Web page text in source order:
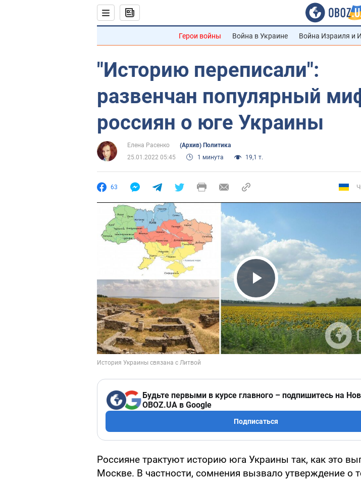
Герои войны Война в Украине Война Израиля и
"Историю переписали":
развенчан популярный
россиян о юге Украины
Елена Расенко
(Архив) Политика
25.01.2022 05:45
1 минута 19,1 т.
63
Play Video
Будьте первыми в курсе главного – подпишитесь на
OBOZ.UA в Google
Подписаться
Россияне трактуют историю юга Украины так, как это
Москве. В частности, сомнения вызвало утверждение о